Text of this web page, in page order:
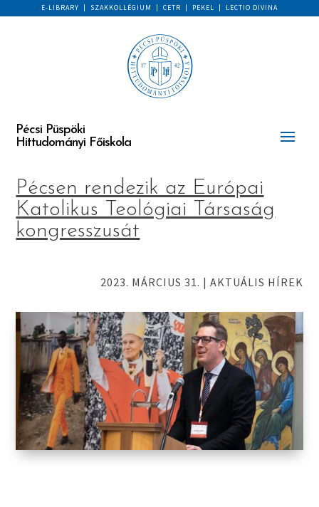
E-LIBRARY | SZAKKOLLÉGIUM | CETR | PEKEL | LECTIO DIVINA
Pécsi Püspöki
Hittudományi Főiskola
Pécsen rendezik az Európai
Katolikus Teológiai Társaság
kongresszusát
2023. MÁRCIUS 31. | AKTUÁLIS HÍREK